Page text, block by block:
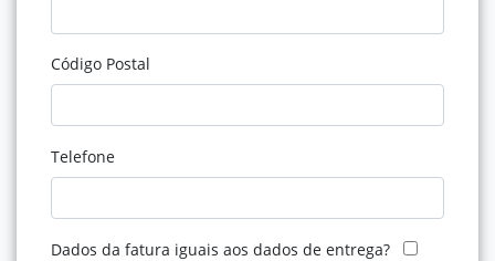
Código Postal
Telefone
Dados da fatura iguais aos dados de entrega?